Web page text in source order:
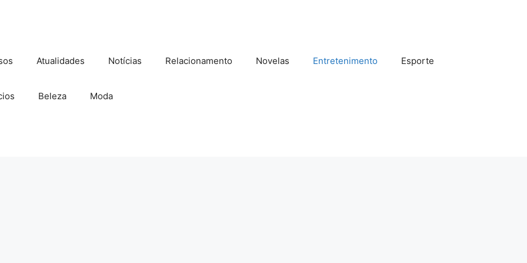
Atualidades Notícias Relacionamento Novelas Entretenimento Esporte
Beleza Moda